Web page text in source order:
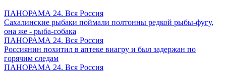
ПАНОРАМА 24. Вся Россия
Сахалинские рыбаки поймали полтонны редкой рыбы-фугу,
она же - рыба-собака
ПАНОРАМА 24. Вся Россия
Россиянин похитил в аптеке виагру и был задержан по
горячим следам
ПАНОРАМА 24. Вся Россия